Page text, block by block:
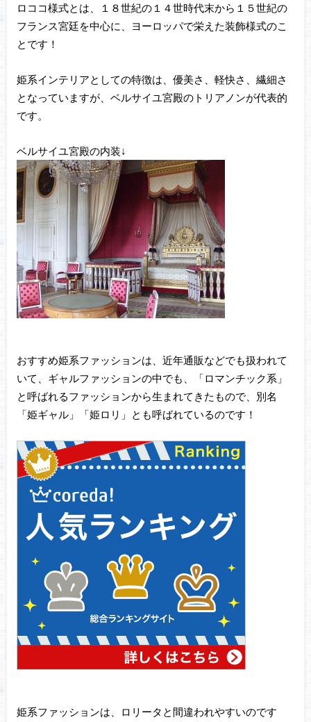
ロココ様式とは、１８世紀の１４世時代末から１５世紀の
フランス宮廷を中心に、ヨーロッパで栄えた装飾様式のこ
とです！
姫系インテリアとしての特徴は、優美さ、軽快さ、繊細さ
となっていますが、ベルサイユ宮殿のトリアノンが代表的
です。
ベルサイユ宮殿の内装↓
おすすめ姫系ファッションは、近年通販などでも扱われて
いて、ギャルファッションの中でも、「ロマンチック系」
と呼ばれるファッションから生まれてきたもので、別名
「姫ギャル」「姫ロリ」とも呼ばれているのです！
姫系ファッションは、ロリータと間違われやすいのです